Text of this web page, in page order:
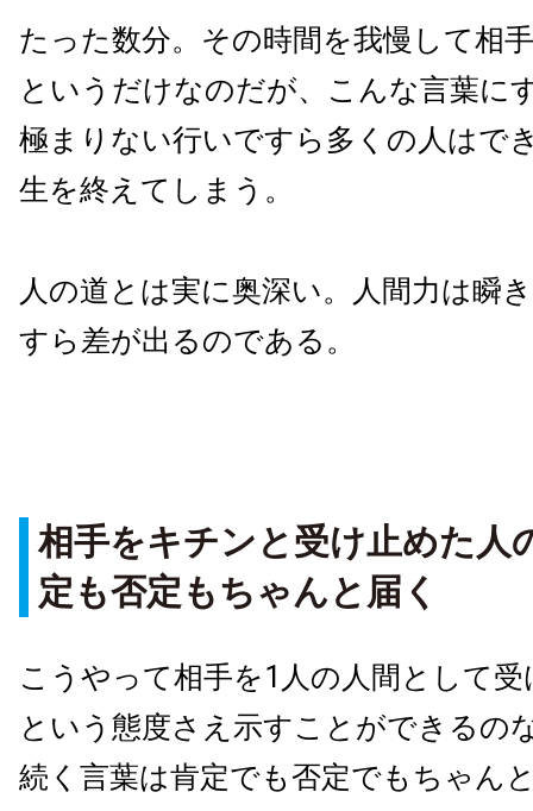
たった数分。その時間を我慢して相
というだけなのだが、こんな言葉に
極まりない行いですら多くの人はで
生を終えてしまう。
人の道とは実に奥深い。人間力は瞬
すら差が出るのである。
相手をキチンと受け止めた人
定も否定もちゃんと届く
こうやって相手を1人の人間として
という態度さえ示すことができるの
続く言葉は肯定でも否定でもちゃん